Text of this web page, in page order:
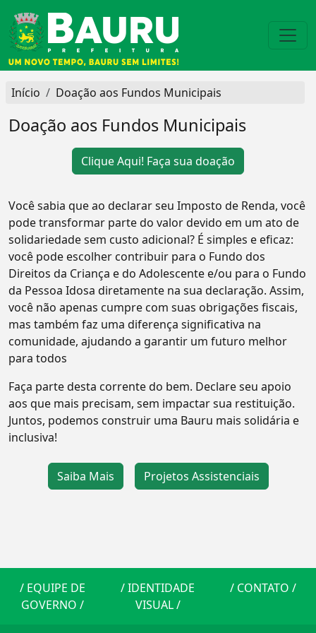
Início Doação aos Fundos Municipais
Doação aos Fundos Municipais
Clique Aqui! Faça sua doação
Você sabia que ao declarar seu Imposto de Renda, você
pode transformar parte do valor devido em um ato de
solidariedade sem custo adicional? É simples e eficaz:
você pode escolher contribuir para o Fundo dos
Direitos da Criança e do Adolescente e/ou para o Fundo
da Pessoa Idosa diretamente na sua declaração. Assim,
você não apenas cumpre com suas obrigações fiscais,
mas também faz uma diferença significativa na
comunidade, ajudando a garantir um futuro melhor
para todos
Faça parte desta corrente do bem. Declare seu apoio
aos que mais precisam, sem impactar sua restituição.
Juntos, podemos construir uma Bauru mais solidária e
inclusiva!
Saiba Mais Projetos Assistenciais
/ EQUIPE DE
GOVERNO /
/IDENTIDADE
VISUAL/
/ CONTATO /